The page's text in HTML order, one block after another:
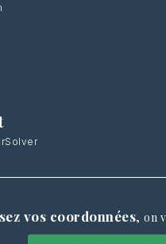
vos coordonnées,on